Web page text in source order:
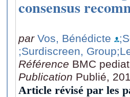
consensus
par Vos, Bénédicte
;Surdiscreen, Group
Référence BMC
Publication Publié,
Article révisé par les